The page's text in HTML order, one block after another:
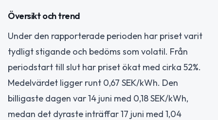
Översikt och trend
Under den rapporterade perioden har priset varit
tydligt stigande och bedöms som volatil. Från
periodstart till slut har priset ökat med cirka 52%.
Medelvärdet ligger runt 0,67 SEK/kWh. Den
billigaste dagen var 14 juni med 0,18 SEK/kWh,
medan det dyraste inträffar 17 juni med 1,04